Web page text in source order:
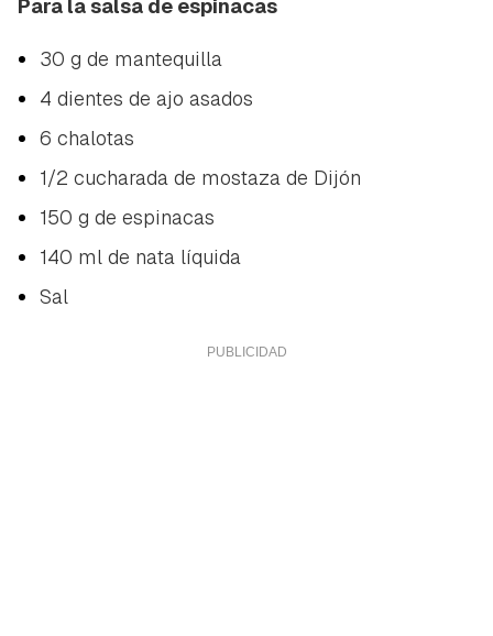
Para la salsa de espinacas
30 g de mantequilla
4 dientes de ajo asados
6 chalotas
1/2 cucharada de mostaza de Dijón
150 g de espinacas
140 ml de nata líquida
Sal